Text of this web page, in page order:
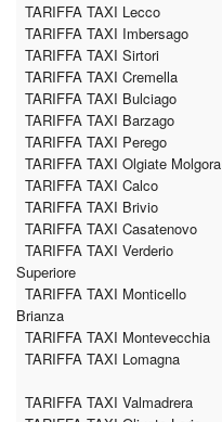
TARIFFA TAXI Lecco
TARIFFA TAXI Imbersago
TARIFFA TAXI Sirtori
TARIFFA TAXI Cremella
TARIFFA TAXI Bulciago
TARIFFA TAXI Barzago
TARIFFA TAXI Perego
TARIFFA TAXI Olgiate Molgora
TARIFFA TAXI Calco
TARIFFA TAXI Brivio
TARIFFA TAXI Casatenovo
TARIFFA TAXI Verderio
Superiore
TARIFFA TAXI Monticello
Brianza
TARIFFA TAXI Montevecchia
TARIFFA TAXI Lomagna
TARIFFA TAXI Valmadrera